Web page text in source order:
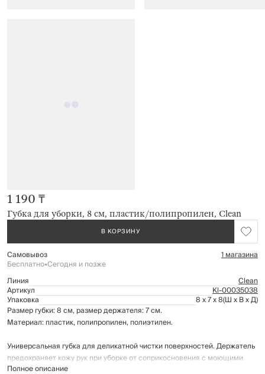
Губка для уборки, 8 см, пластик/полипропилен, Clean
1 190 ₸
В КОРЗИНУ
Самовывоз 1 магазина
Бесплатно•Сегодня и позже
Линия
Clean
Артикул Kl-00035038
Упаковка 8 x 7 x 8(Ш x В x Д)
Размер губки: 8 см, размер держателя: 7 см.
Материал: пластик, полипропилен, полиэтилен.
Универсальная губка для деликатной чистки поверхностей. Держатель
предохраняет кожу рук при уборке от соприкосновения с моющими
средствами.
Полное описание